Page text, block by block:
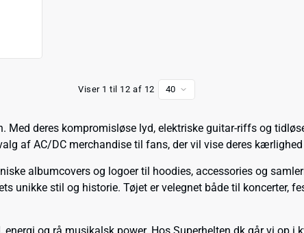
Viser 1 til 12 af 12 40
Med deres kompromisløse lyd, elektriske guitar-riffs og
af AC/DC merchandise til fans, der vil vise deres kærlighed
albumcovers og logoer til hoodies, accessories og
unikke stil og historie. Tøjet er velegnet både til koncerter,